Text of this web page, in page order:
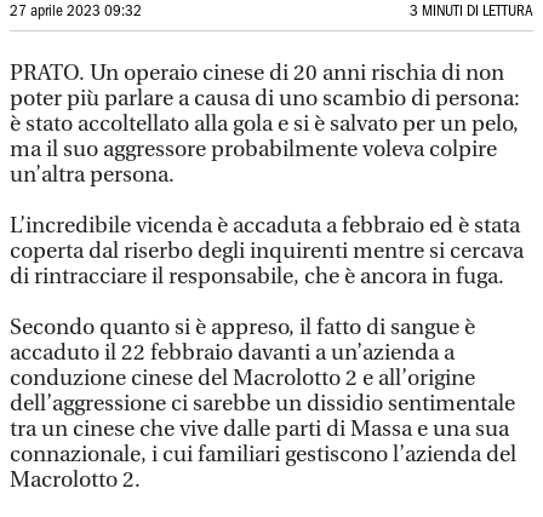
27 aprile 2023 09:32 3 MINUTI DI LETTURA
PRATO. Un operaio cinese di 20 anni rischia di non
poter più parlare a causa di uno scambio di persona:
è stato accoltellato alla gola e si è salvato per un pelo,
ma il suo aggressore probabilmente voleva colpire
un’altra persona.
L’incredibile vicenda è accaduta a febbraio ed è stata
coperta dal riserbo degli inquirenti mentre si cercava
di rintracciare il responsabile, che è ancora in fuga.
Secondo quanto si è appreso, il fatto di sangue è
accaduto il 22 febbraio davanti a un’azienda a
conduzione cinese del Macrolotto 2 e all’origine
dell’aggressione ci sarebbe un dissidio sentimentale
tra un cinese che vive dalle parti di Massa e una sua
connazionale, i cui familiari gestiscono l’azienda del
Macrolotto 2.